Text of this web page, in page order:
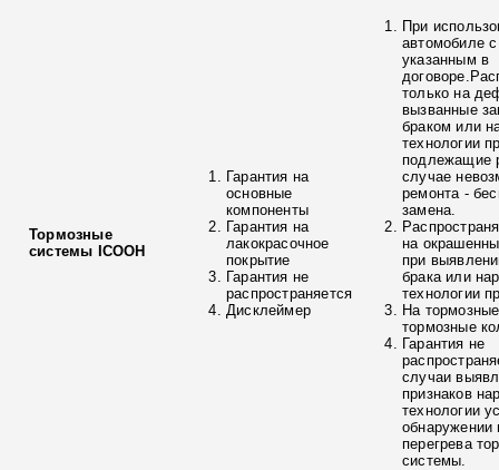
Тормозные
системы ICOOH
Гарантия на
основные
компоненты
Гарантия на
лакокрасочное
покрытие
Гарантия не
распространяется
Дисклеймер
При
автомобиле
указанным в
только на
вызванные
браком или
технологии
подлежащие
случае
ремонта -
замена.
на
при
брака или
технологии
На
тормозные
Гарантия не
случаи
признаков
технологии
обнаружении
перегрева
системы.